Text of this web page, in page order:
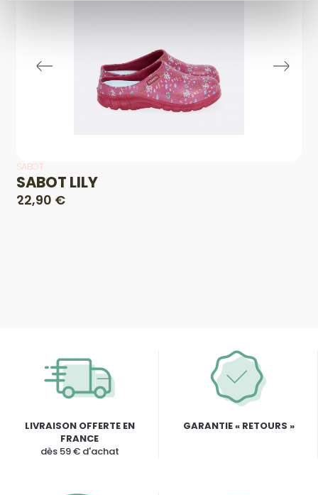
SABOT
SABOT LILY
22,90 €
LIVRAISON OFFERTE EN
FRANCE
dès 59 € d'achat
GARANTIE « RETOURS »